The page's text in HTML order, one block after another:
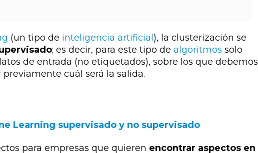
(un tipo de inteligencia artificial ), la clusterización se
; es decir, para este tipo de algoritmos solo
de entrada (no etiquetados), sobre los que debemos
cuál será la salida.
Learning supervisado y no supervisado
para empresas que quieren encontrar aspectos en